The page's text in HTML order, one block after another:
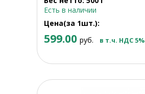
Есть в наличии
Цена(за 1шт.):
599.00 руб. в т.ч. НДС 5%